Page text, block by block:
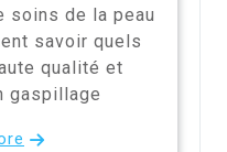
soins de la peau
savoir quels
qualité et
gaspillage